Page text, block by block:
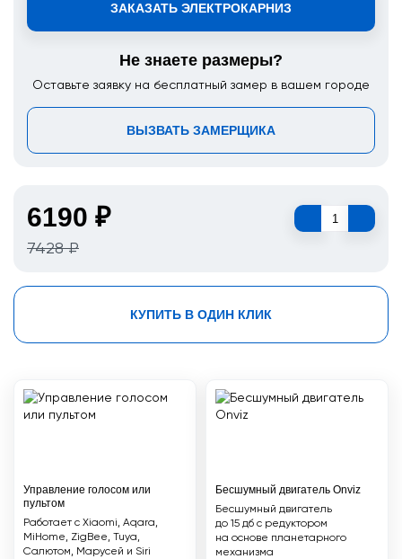
6190 ₽
7428 ₽
КУПИТЬ В ОДИН КЛИК
ЗАКАЗАТЬ ЭЛЕКТРОКАРНИЗ
Не знаете размеры?
Оставьте заявку на бесплатный замер в вашем городе
ВЫЗВАТЬ ЗАМЕРЩИКА
Управление голосом или
пультом
Работает с Xiaomi, Aqara,
MiHome, ZigBee, Tuya,
Салютом, Марусей и Siri
Бесшумный двигатель Onviz
Бесшумный двигатель
до 15 дб с редуктором
на основе планетарного
механизма